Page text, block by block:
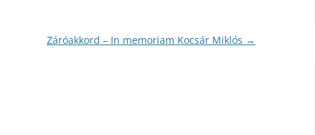
Záróakkord – In memoriam Kocsár Miklós →